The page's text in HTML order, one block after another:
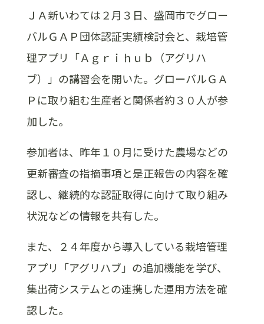
ＪＡ新いわては２月３日、盛岡市でグロー
バルＧＡＰ団体認証実績検討会と、栽培管
理アプリ「Ａｇｒｉｈｕｂ（アグリハ
ブ）」の講習会を開いた。グローバルＧＡ
Ｐに取り組む生産者と関係者約３０人が参
加した。
参加者は、昨年１０月に受けた農場などの
更新審査の指摘事項と是正報告の内容を確
認し、継続的な認証取得に向けて取り組み
状況などの情報を共有した。
また、２４年度から導入している栽培管理
アプリ「アグリハブ」の追加機能を学び、
集出荷システムとの連携した運用方法を確
認した。